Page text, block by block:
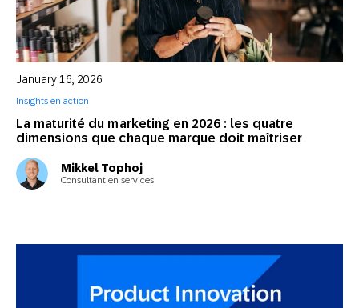
La maturité du marketing en 2026 : les quatre
dimensions que chaque marque doit maîtriser
January 16, 2026
Insights en action
Mikkel Tophoj
Consultant en services